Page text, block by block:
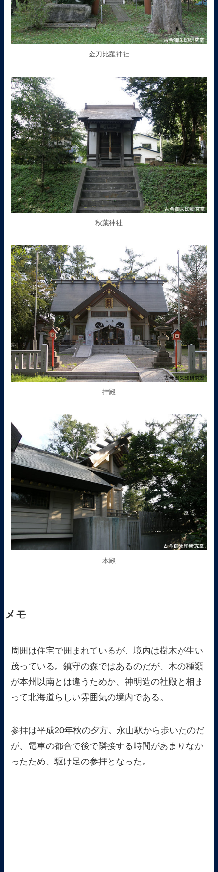
金刀比羅神社
秋葉神社
拝殿
本殿
メモ
周囲は住宅で囲まれているが、境内は樹木が生い
茂っている。鎮守の森ではあるのだが、木の種類
が本州以南とは違うためか、神明造の社殿と相ま
って北海道らしい雰囲気の境内である。
参拝は平成20年秋の夕方。永山駅から歩いたのだ
が、電車の都合で後で隣接する時間があまりなか
ったため、駆け足の参拝となった。